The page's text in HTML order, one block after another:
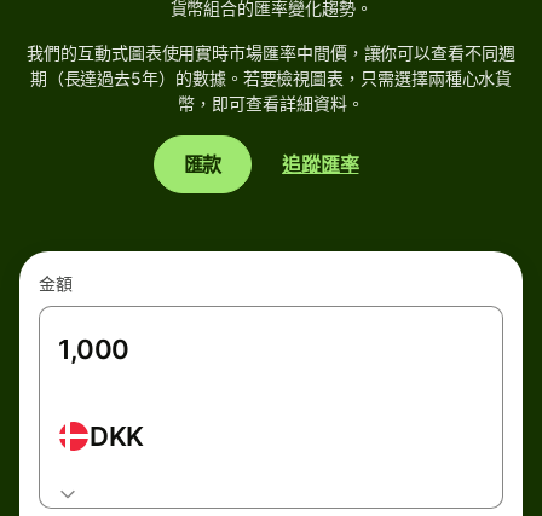
貨幣組合的匯率變化趨勢。
我們的互動式圖表使用實時市場匯率中間價，讓你可以查看不同週
期（長達過去5年）的數據。若要檢視圖表，只需選擇兩種心水貨
幣，即可查看詳細資料。
匯款 追蹤匯率
金額
DKK